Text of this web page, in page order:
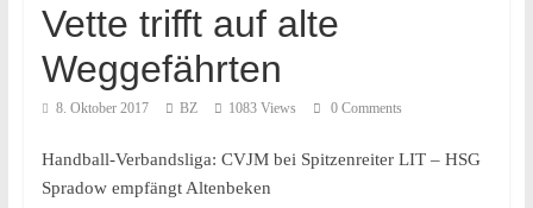
Vette trifft auf alte
Weggefährten
8. Oktober 2017 BZ 1083 Views 0 Comments
Handball-Verbandsliga: CVJM bei Spitzenreiter LIT – HSG
Spradow empfängt Altenbeken